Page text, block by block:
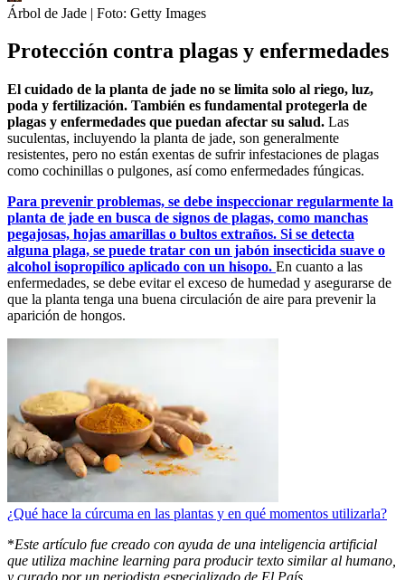
Árbol de Jade | Foto: Getty Images
Protección contra plagas y enfermedades
El cuidado de la planta de jade no se limita solo al riego, luz,
poda y fertilización. También es fundamental protegerla de
plagas y enfermedades que puedan afectar su salud. Las
suculentas, incluyendo la planta de jade, son generalmente
resistentes, pero no están exentas de sufrir infestaciones de plagas
como cochinillas o pulgones, así como enfermedades fúngicas.
Para prevenir problemas, se debe inspeccionar regularmente la
planta de jade en busca de signos de plagas, como manchas
pegajosas, hojas amarillas o bultos extraños. Si se detecta
alguna plaga, se puede tratar con un jabón insecticida suave o
alcohol isopropílico aplicado con un hisopo. En cuanto a las
enfermedades, se debe evitar el exceso de humedad y asegurarse de
que la planta tenga una buena circulación de aire para prevenir la
aparición de hongos.
¿Qué hace la cúrcuma en las plantas y en qué momentos utilizarla?
*Este artículo fue creado con ayuda de una inteligencia artificial
que utiliza machine learning para producir texto similar al humano,